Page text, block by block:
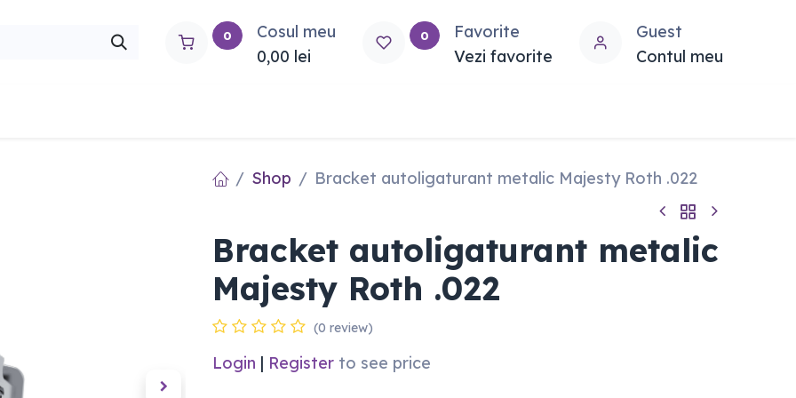
0
Cosul meu
0,00 lei
0
Favorite
Vezi favorite
Guest
Contul meu
Shop Bracket autoligaturant metalic Majesty Roth .022
Bracket autoligaturant metalic
Majesty Roth .022
(0 review)
Login | Register to see price